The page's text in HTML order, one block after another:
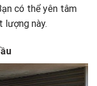
có thể yên tâm
lượng này.